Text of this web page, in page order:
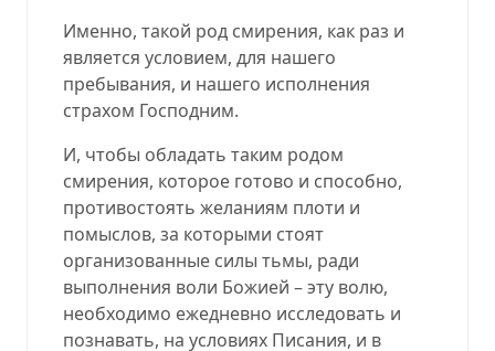
Именно, такой род смирения, как раз и
является условием, для нашего
пребывания, и нашего исполнения
страхом Господним.
И, чтобы обладать таким родом
смирения, которое готово и способно,
противостоять желаниям плоти и
помыслов, за которыми стоят
организованные силы тьмы, ради
выполнения воли Божией – эту волю,
необходимо ежедневно исследовать и
познавать, на условиях Писания, и в